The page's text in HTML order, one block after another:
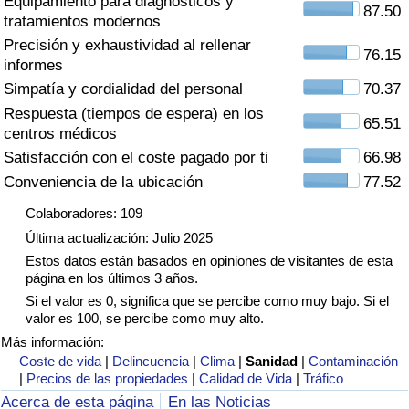
tratamientos modernos
87.50
Precisión y exhaustividad al rellenar
informes
76.15
Simpatía y cordialidad del personal
70.37
Respuesta (tiempos de espera) en los
centros médicos
65.51
Satisfacción con el coste pagado por ti
66.98
Conveniencia de la ubicación
77.52
Colaboradores: 109
Última actualización: Julio 2025
Estos datos están basados en opiniones de visitantes de esta
página en los últimos 3 años.
Si el valor es 0, significa que se percibe como muy bajo. Si el
valor es 100, se percibe como muy alto.
Más información:
Coste de vida | Delincuencia |Clima |Sanidad |Contaminación
| Precios de las propiedades |Calidad de Vida |Tráfico
Acerca de esta página En las Noticias
Índice de criminalidad por país
Sanidad
Índice de Sanidad (Actual)
Índice de Sanidad
Contaminación
Índice de Contaminación (Actual)
Índice de contaminación
Índice de Contaminación por País